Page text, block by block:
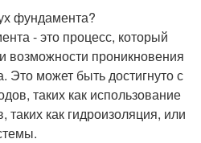
фундамента?
- это процесс, который
возможности проникновения
Это может быть достигнуто с
таких как использование
как гидроизоляция, или